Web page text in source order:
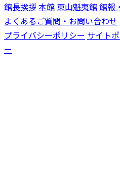
館長挨拶本館 東山魁夷館館報
よくあるご質問・お問い合わせ
プライバシーポリシー サイト
ー